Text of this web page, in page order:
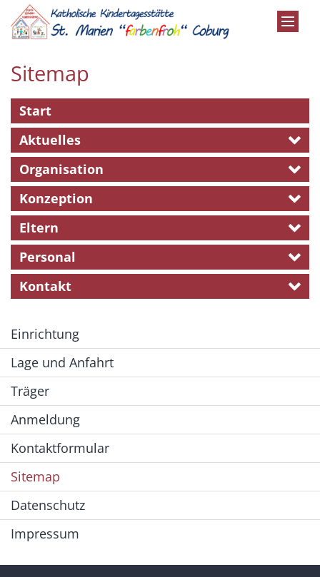
Zum Inhalt springen
Sitemap
Start
Aktuelles
Organisation
Konzeption
Eltern
Personal
Kontakt
Einrichtung
Lage und Anfahrt
Träger
Anmeldung
Kontaktformular
Sitemap
Datenschutz
Impressum